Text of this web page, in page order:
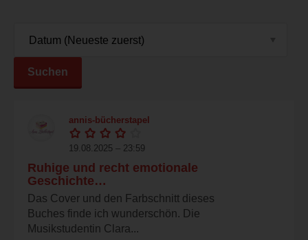
Suchen
annis-bücherstapel
19.08.2025 – 23:59
Ruhige und recht emotionale
Geschichte…
Das Cover und den Farbschnitt dieses
Buches finde ich wunderschön. Die
Musikstudentin Clara...